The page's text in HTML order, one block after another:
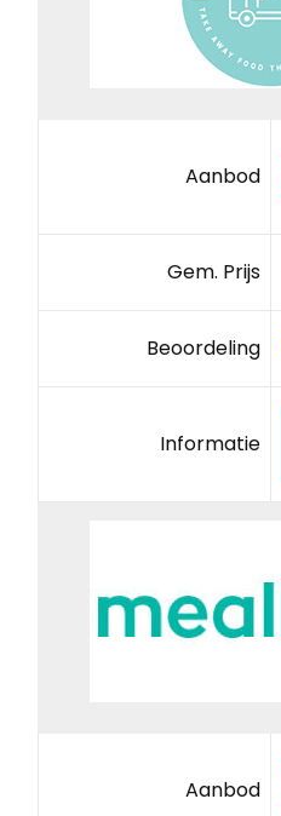
Aanbod
Gem. Prijs
Beoordeling
Informatie
Aanbod